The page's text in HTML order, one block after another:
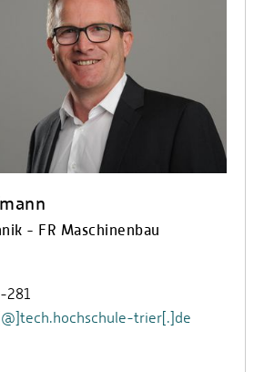
- FR Maschinenbau
281
trier[.]de